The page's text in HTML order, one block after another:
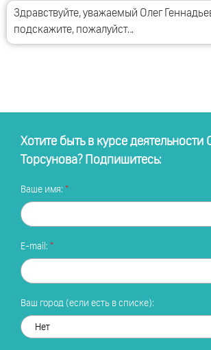
Здравствуйте, уважаемый Олег
подскажите, пожалуйст…
Хотите быть в курсе деятельности
Торсунова? Подпишитесь:
Ваше имя:
E-mail:
Ваш город (если есть в списке):